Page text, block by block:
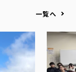
一覧へ